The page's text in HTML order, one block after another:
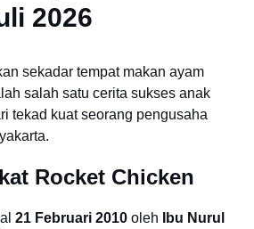
2026
sekadar tempat makan ayam
salah satu cerita sukses anak
tekad kuat seorang pengusaha
Rocket Chicken
21 Februari 2010 oleh
Ibu Nurul